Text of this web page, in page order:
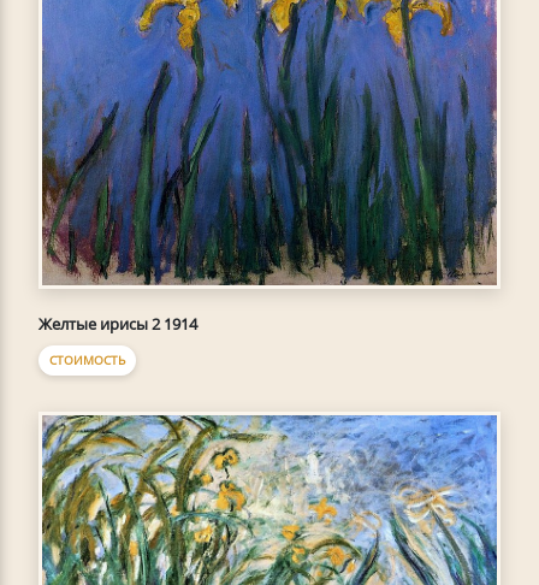
Желтые ирисы 2 1914
СТОИМОСТЬ